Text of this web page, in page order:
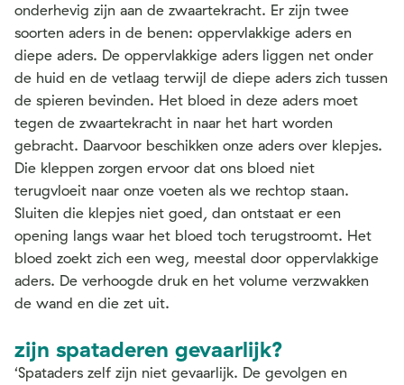
onderhevig zijn aan de zwaartekracht. Er zijn twee
soorten aders in de benen: oppervlakkige aders en
diepe aders. De oppervlakkige aders liggen net onder
de huid en de vetlaag terwijl de diepe aders zich tussen
de spieren bevinden. Het bloed in deze aders moet
tegen de zwaartekracht in naar het hart worden
gebracht. Daarvoor beschikken onze aders over klepjes.
Die kleppen zorgen ervoor dat ons bloed niet
terugvloeit naar onze voeten als we rechtop staan.
Sluiten die klepjes niet goed, dan ontstaat er een
opening langs waar het bloed toch terugstroomt. Het
bloed zoekt zich een weg, meestal door oppervlakkige
aders. De verhoogde druk en het volume verzwakken
de wand en die zet uit.
zijn spataderen gevaarlijk?
‘Spataders zelf zijn niet gevaarlijk. De gevolgen en